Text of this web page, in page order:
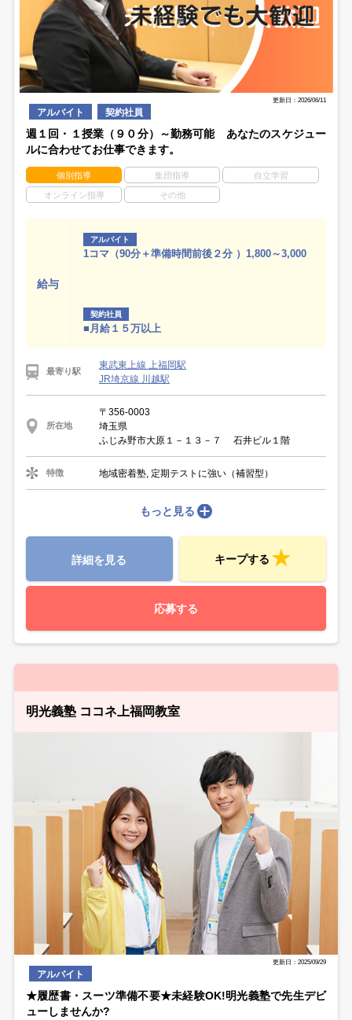
更新日：2026/06/11
アルバイト 契約社員
週１回・１授業（９０分）～勤務可能 あなたのスケジュー
ルに合わせてお仕事できます。
個別指導 集団指導 自立学習
オンライン指導 その他
給与
アルバイト
1コマ（90分＋準備時間前後２分 ）1,800～3,000
契約社員
■月給１５万以上
最寄り駅
東武東上線 上福岡駅
JR埼京線 川越駅
所在地
〒356-0003
埼玉県
ふじみ野市大原１－１３－７ 石井ビル１階
特徴 地域密着塾, 定期テストに強い（補習型）
もっと見る
詳細を見る キープする
応募する
明光義塾 ココネ上福岡教室
更新日：2025/09/29
アルバイト
★履歴書・スーツ準備不要★未経験OK!明光義塾で先生デビ
ューしませんか?